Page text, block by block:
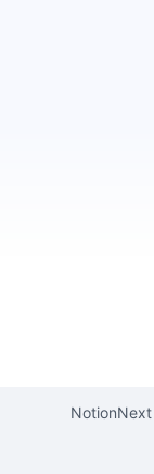
NotionNext